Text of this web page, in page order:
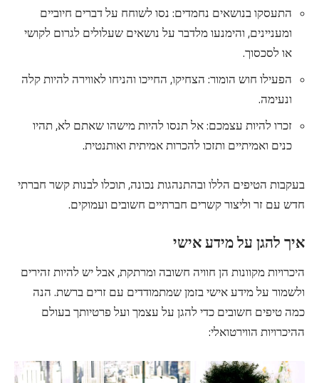
התעסקו בנושאים נחמדים: נסו לשוחח על דברים חיוביים
ומעניינים, והימנעו מלדבר על נושאים שעלולים לגרום לקושי
או לסכסוך.
הפעילו חוש הומור: הצחיקו, החייכו והניחו לאווירה להיות קלה
ונעימה.
זכרו להיות עצמכם: אל תנסו להיות מישהו שאתם לא, תהיו
כנים ואמיתיים ותזכו להכרות אמיתית ואותנטית.
בעקבות הטיפים הללו ובהתנהגות נכונה, תוכלו לבנות קשר חברתי
חדש עם זר וליצור קשרים חברתיים חשובים ועמוקים.
איך להגן על מידע אישי
היכרויות מקוונות הן חוויה חשובה ומרתקת, אבל יש להיות זהירים
ולשמור על מידע אישי בזמן שמתמודדים עם זרים ברשת. הנה
כמה טיפים חשובים כדי להגן על עצמך ועל פרטיותך בעולם
ההיכרויות הווירטואלי: